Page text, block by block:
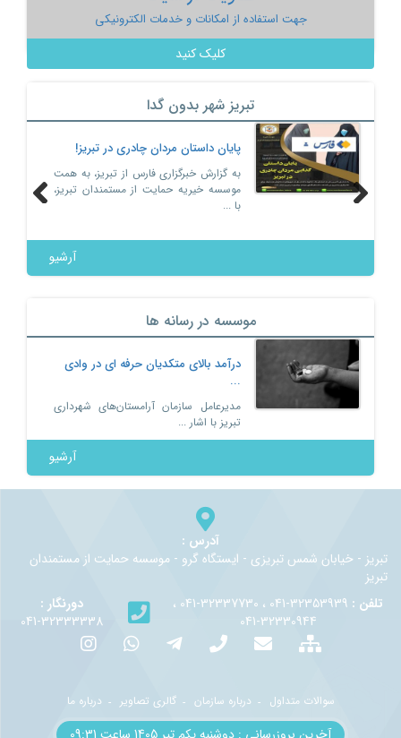
جهت استفاده از امکانات و خدمات الکترونیکی
کلیک کنید
تبریز شهر بدون گدا
پایان داستان مردان چادری در تبریز!
به گزارش خبرگزاری فارس از تبریز، به همت
موسسه خیریه حمایت از مستمندان تبریز،
با ...
آرشیو
موسسه در رسانه ها
درآمد بالای متکدیان حرفه ای در وادی
...
مدیرعامل سازمان آرامستان‌های شهرداری
تبریز با اشار ...
آرشیو
آدرس :
تبريز - خيابان شمس تبريزي - ايستگاه گرو - موسسه حمايت از مستمندان
تبريز
تلفن :
32353939-041 ، 32337730-041 ،
32330944-041
دورنگار :
32333338-041
سوالات متداول درباره سازمان گالری تصاویر درباره ما